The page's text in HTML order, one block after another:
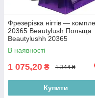
Фрезерівка нігтів —
20365 Beautylush Польща
Beautylushh 20365
В наявності
1 075,20 ₴ 1 344 ₴
Купити